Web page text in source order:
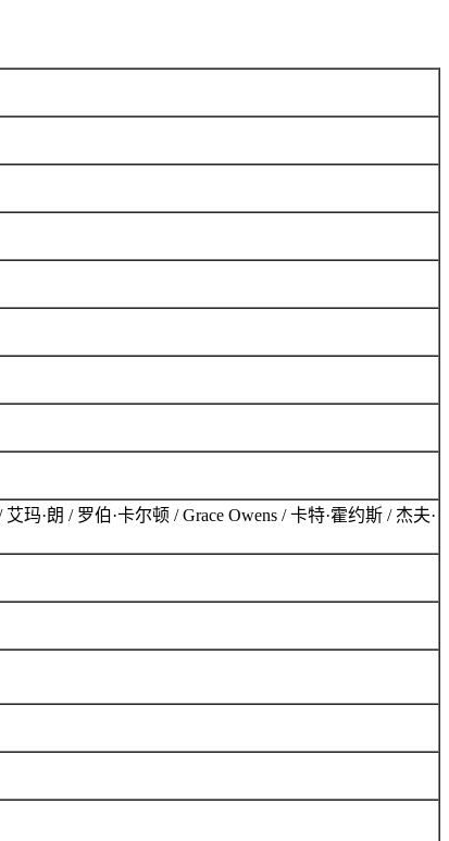
玛·朗 / 罗伯·卡尔顿 / Grace Owens / 卡特·霍约斯 / 杰夫·